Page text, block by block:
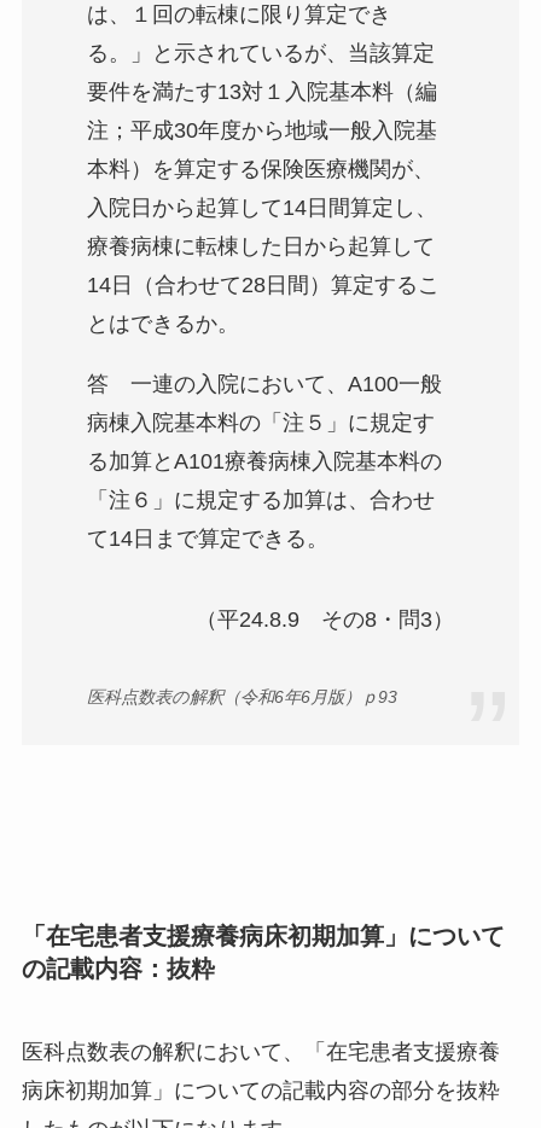
は、１回の転棟に限り算定でき
る。」と示されているが、当該算定
要件を満たす13対１入院基本料（編
注；平成30年度から地域一般入院基
本料）を算定する保険医療機関が、
入院日から起算して14日間算定し、
療養病棟に転棟した日から起算して
14日（合わせて28日間）算定するこ
とはできるか。
答 一連の入院において、A100一般
病棟入院基本料の「注５」に規定す
る加算とA101療養病棟入院基本料の
「注６」に規定する加算は、合わせ
て14日まで算定できる。
（平24.8.9 その8・問3）
医科点数表の解釈（令和6年6月版）ｐ93
「在宅患者支援療養病床初期加算」について
の記載内容：抜粋
医科点数表の解釈において、「在宅患者支援療養
病床初期加算」についての記載内容の部分を抜粋